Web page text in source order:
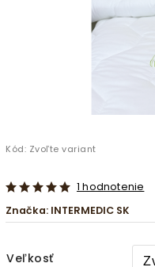
Kód: Zvoľte variant
1 hodnotenie
Značka: INTERMEDIC SK
Veľkosť